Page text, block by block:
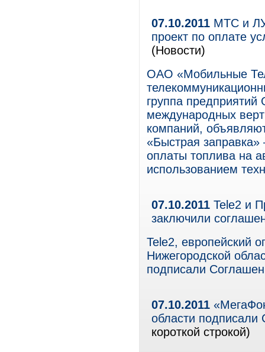
07.10.2011 МТС и
проект по оплате
(Новости)
ОАО «Мобильные
группа
международных
компаний,
«Быстрая заправка»
оплаты топлива на
использованием
07.10.2011 Tele2 и
заключили
Tele2, европейский
Нижегородской
подписали
07.10.2011
области подписали
короткой строкой)